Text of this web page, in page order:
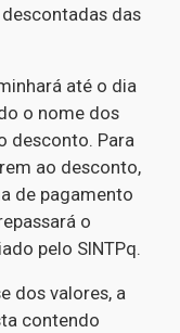
das
até o dia
o nome dos
desconto. Para
ao desconto,
de pagamento
o
pelo SINTPq.
dos valores, a
contendo